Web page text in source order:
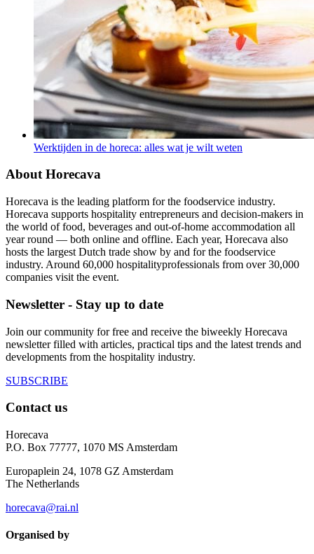
Werktijden in de horeca: alles wat je wilt weten
About Horecava
Horecava is the leading platform for the foodservice industry.
Horecava supports hospitality entrepreneurs and decision-makers in
the world of food, beverages and out-of-home accommodation all
year round — both online and offline. Each year, Horecava also
hosts the largest Dutch trade show by and for the foodservice
industry. Around 60,000 hospitalityprofessionals from over 30,000
companies visit the event.
Newsletter - Stay up to date
Join our community for free and receive the biweekly Horecava
newsletter filled with articles, practical tips and the latest trends and
developments from the hospitality industry.
SUBSCRIBE
Contact us
Horecava
P.O. Box 77777, 1070 MS Amsterdam
Europaplein 24, 1078 GZ Amsterdam
The Netherlands
horecava@rai.nl
Organised by